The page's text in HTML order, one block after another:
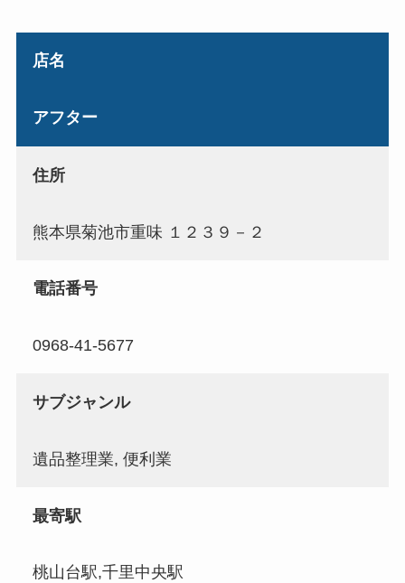
店名
アフター
住所
熊本県菊池市重味 １２３９－２
電話番号
0968-41-5677
サブジャンル
遺品整理業, 便利業
最寄駅
桃山台駅,千里中央駅